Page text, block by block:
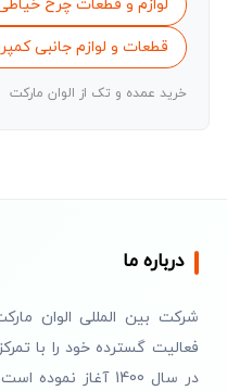
لوازم و قطعات چرخ
قطعات و لوازم جانبی
خرید عمده و تک از الوان مارکت
درباره ما
شرکت بین المللی الوان
فعالیت گسترده خود را با
در سال 1400 آغاز